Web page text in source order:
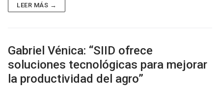
Descargas
Código de Programador
LEER MÁS →
Gabriel Vénica: “SIID ofrece
soluciones tecnológicas para mejorar
la productividad del agro”